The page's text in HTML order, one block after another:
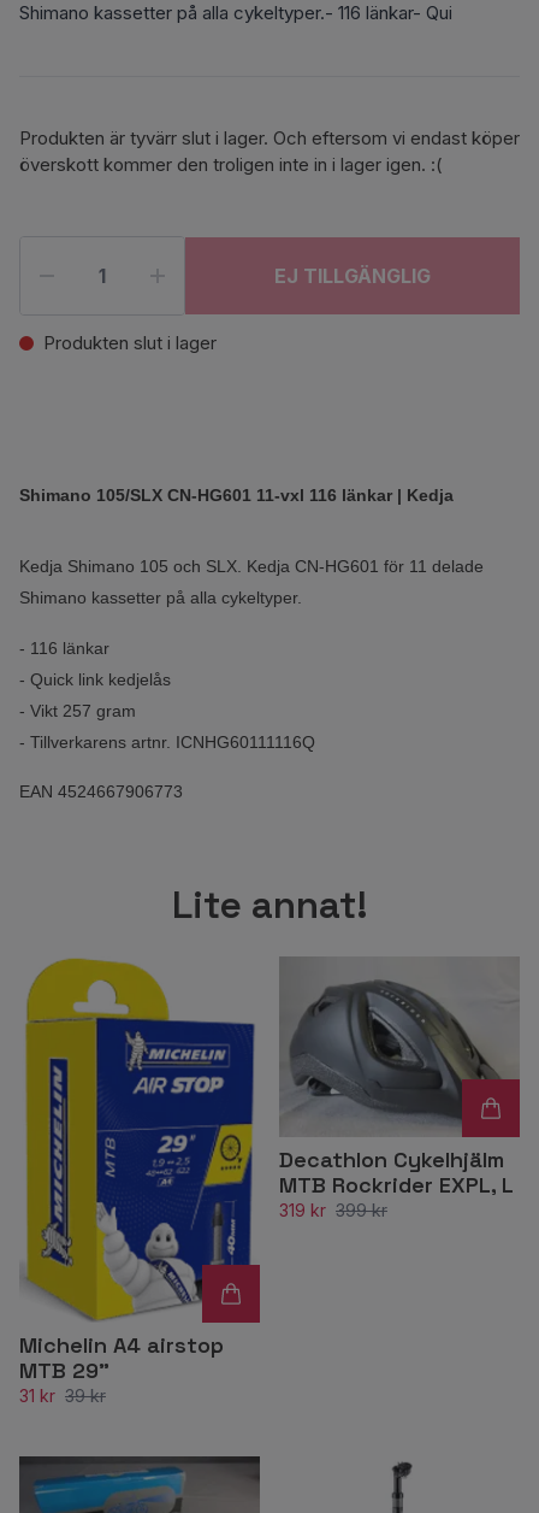
Shimano kassetter på alla cykeltyper.- 116 länkar- Qui
Produkten är tyvärr slut i lager. Och eftersom vi endast köper
överskott kommer den troligen inte in i lager igen. :(
EJ TILLGÄNGLIG
Produkten slut i lager
Shimano 105/SLX CN-HG601 11-vxl 116 länkar | Kedja
Kedja Shimano 105 och SLX. Kedja CN-HG601 för 11 delade
Shimano kassetter på alla cykeltyper.
- 116 länkar
- Quick link kedjelås
- Vikt 257 gram
- Tillverkarens artnr. ICNHG60111116Q
EAN 4524667906773
Lite annat!
Michelin A4 airstop
MTB 29"
31 kr 39 kr
Decathlon Cykelhjälm
MTB Rockrider EXPL, L
319 kr 399 kr